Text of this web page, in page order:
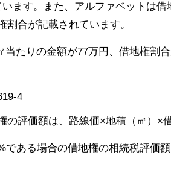
ます。また、アルファベットは
合が記載されています。
たりの金額が77万円、借地権割
評価額は、路線価×地積（㎡）×
である場合の借地権の相続税評価額